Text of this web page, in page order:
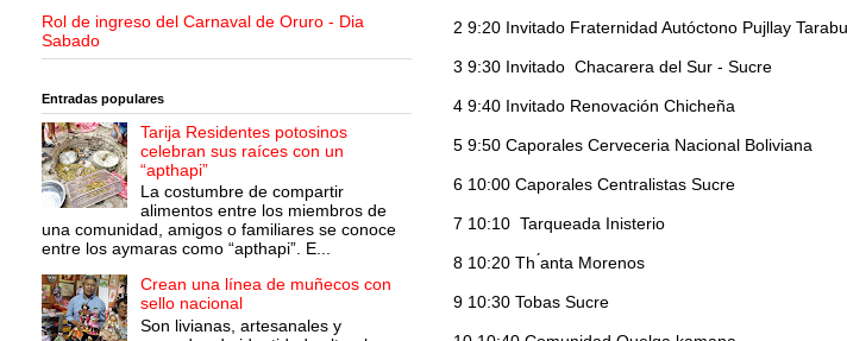
2 9:20 Invitado Fraternidad Autóctono Pujllay
3 9:30 Invitado Chacarera del Sur - Sucre
4 9:40 Invitado Renovación Chicheña
5 9:50 Caporales Cerveceria Nacional Boliviana
6 10:00 Caporales Centralistas Sucre
7 10:10 Tarqueada Inisterio
8 10:20 Th ́anta Morenos
9 10:30 Tobas Sucre
Rol de ingreso del Carnaval de Oruro - Dia
Sabado
Entradas populares
Tarija Residentes potosinos
celebran sus raíces con un
“apthapi”
La costumbre de compartir
alimentos entre los miembros de
una comunidad, amigos o familiares se conoce
entre los aymaras como “apthapi”. E...
Crean una línea de muñecos con
sello nacional
Son livianas, artesanales y